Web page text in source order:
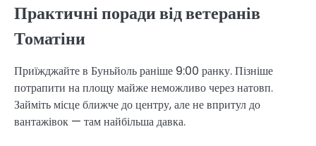
Практичні поради від ветеранів
Томатіни
Приїжджайте в Буньйоль раніше 9:00 ранку. Пізніше
потрапити на площу майже неможливо через натовп.
Займіть місце ближче до центру, але не впритул до
вантажівок — там найбільша давка.